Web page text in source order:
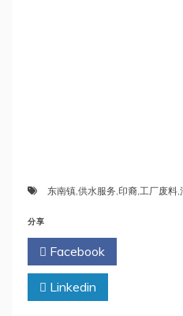
东南镇,供水服务,印裔,工厂废料,
分享
Facebook
Linkedin